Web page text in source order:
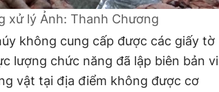
xử lý Ảnh: Thanh Chương
không cung cấp được các giấy tờ
lượng chức năng đã lập biên bản vi
vật tại địa điểm không được cơ